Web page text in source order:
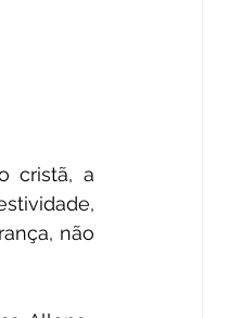
cristã, a
não